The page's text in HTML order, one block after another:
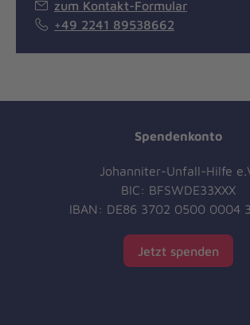
zum Kontakt-Formular
+49 2241 89538662
Spendenkonto
Johanniter-Unfall-Hilfe
BIC: BFSWDE33XXX
IBAN: DE86 3702 0500 0004
Jetzt spenden